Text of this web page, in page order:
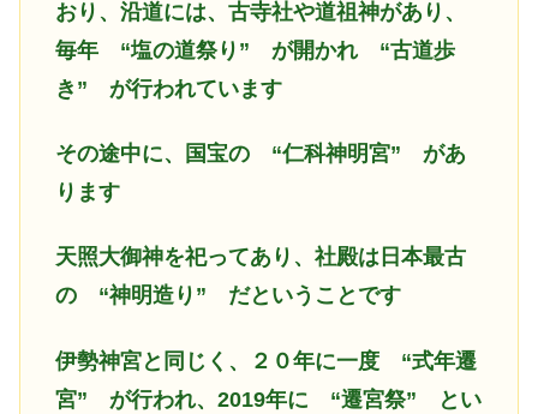
おり、沿道には、古寺社や道祖神があり、
毎年 “塩の道祭り” が開かれ “古道歩
き” が行われています
その途中に、国宝の “仁科神明宮” があ
ります
天照大御神を祀ってあり、社殿は日本最古
の “神明造り” だということです
伊勢神宮と同じく、２０年に一度 “式年遷
宮” が行われ、2019年に “遷宮祭” とい